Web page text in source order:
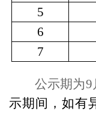
5
6
7
公示期为9
示期间，如有